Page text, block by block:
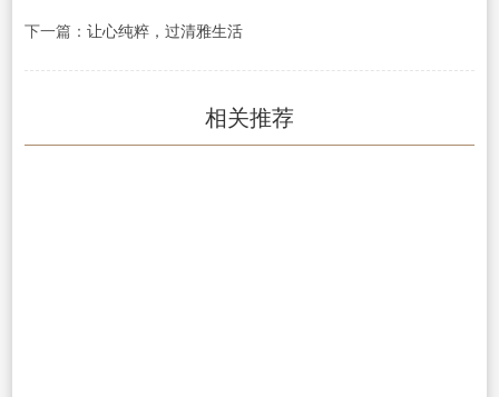
下一篇： 让心纯粹，过清雅生活
相关推荐